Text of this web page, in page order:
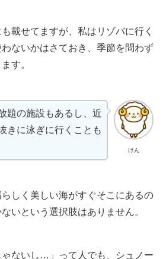
載せてますが、私はリゾバに行く
ないかはさておき、季節を問わず
す。
けん
題の施設もあるし、近
きに泳ぎに行くことも
しく美しい海がすぐそこにあるの
いという選択肢はありません。
ないし…」って人でも、シュノー